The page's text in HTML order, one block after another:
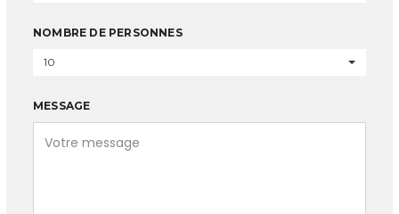
NOMBRE DE PERSONNES
10
MESSAGE